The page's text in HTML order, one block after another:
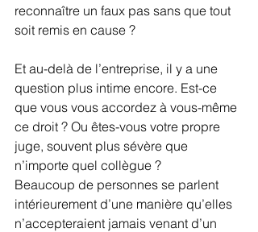
reconnaître un faux pas sans que tout
soit remis en cause ?
Et au-delà de l’entreprise, il y a une
question plus intime encore. Est-ce
que vous vous accordez à vous-même
ce droit ? Ou êtes-vous votre propre
juge, souvent plus sévère que
n’importe quel collègue ?
Beaucoup de personnes se parlent
intérieurement d’une manière qu’elles
n’accepteraient jamais venant d’un